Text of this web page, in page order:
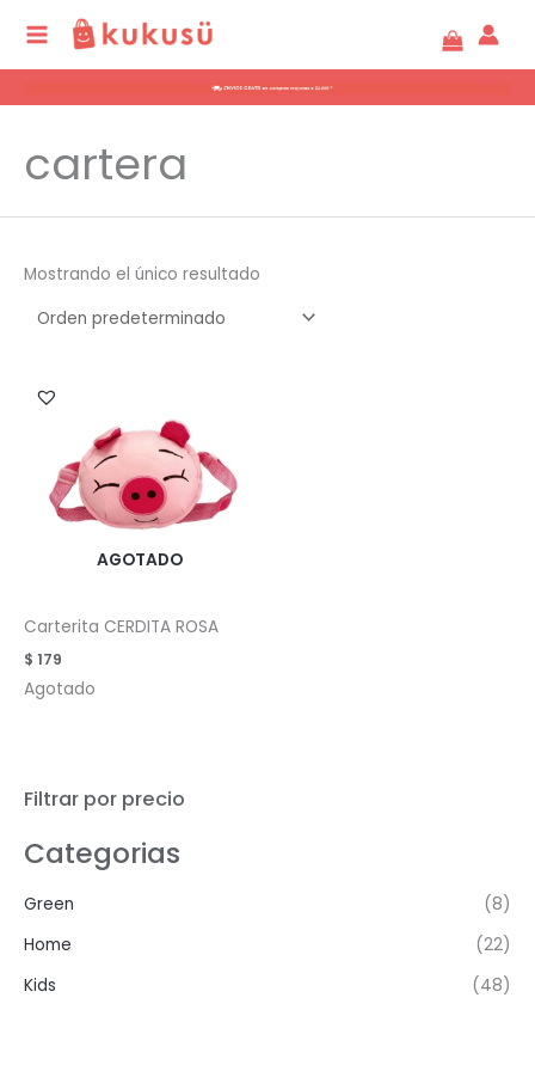
contenido
Filtrar por precio
Categorias
Green
(8)
Home
(22)
Kids
(48)
cartera
Mostrando el único resultado
AGOTADO
Carterita CERDITA ROSA
$ 179
Agotado